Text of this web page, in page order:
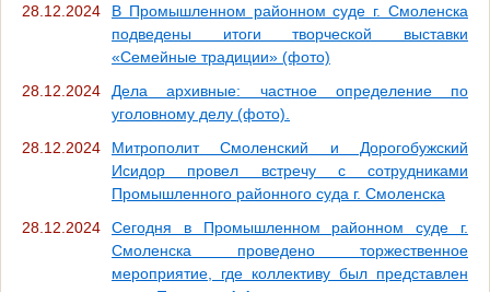
28.12.2024
В Промышленном районном суде г. Смоленска
подведены итоги творческой выставки
«Семейные традиции» (фото)
28.12.2024
Дела архивные: частное определение по
уголовному делу (фото).
28.12.2024
Митрополит Смоленский и Дорогобужский
Исидор провел встречу с сотрудниками
Промышленного районного суда г. Смоленска
28.12.2024
Сегодня в Промышленном районном суде г.
Смоленска проведено торжественное
мероприятие, где коллективу был представлен